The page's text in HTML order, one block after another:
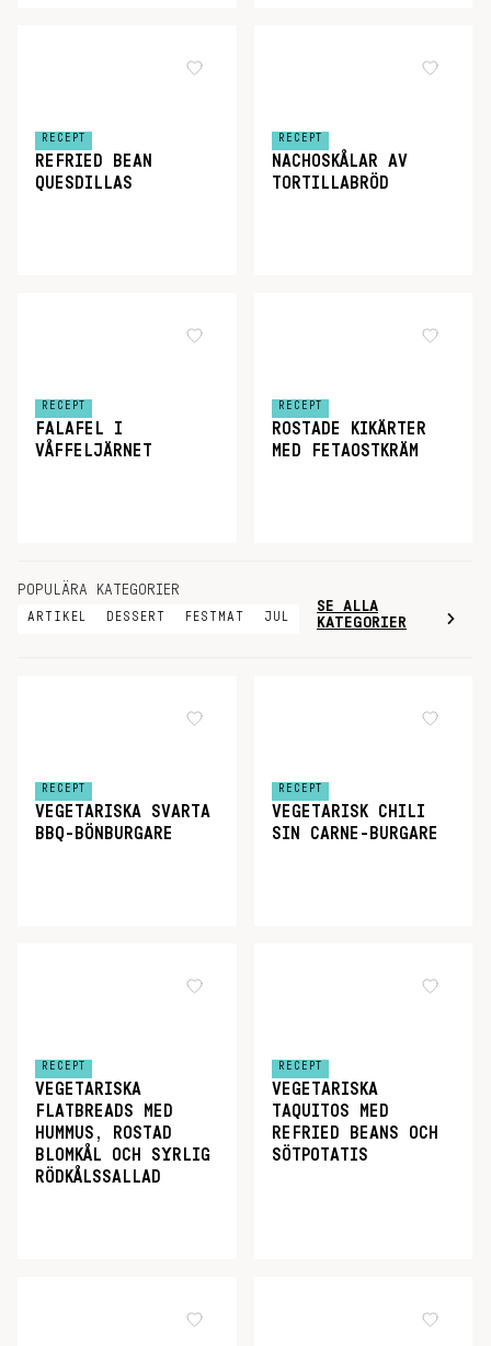
RECEPT
REFRIED BEAN
QUESDILLAS
RECEPT
NACHOSKÅLAR AV
TORTILLABRÖD
RECEPT
FALAFEL I
VÅFFELJÄRNET
RECEPT
ROSTADE KIKÄRTER
MED FETAOSTKRÄM
POPULÄRA KATEGORIER
ARTIKEL DESSERT FESTMAT JUL
SE ALLA
KATEGORIER
RECEPT
VEGETARISKA SVARTA
BBQ-BÖNBURGARE
RECEPT
VEGETARISK CHILI
SIN CARNE-BURGARE
RECEPT
VEGETARISKA
FLATBREADS MED
HUMMUS, ROSTAD
BLOMKÅL OCH SYRLIG
RÖDKÅLSSALLAD
RECEPT
VEGETARISKA
TAQUITOS MED
REFRIED BEANS OCH
SÖTPOTATIS